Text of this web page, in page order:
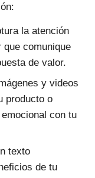
la atención
comunique
de valor.
y videos
producto o
con tu
texto
de tu